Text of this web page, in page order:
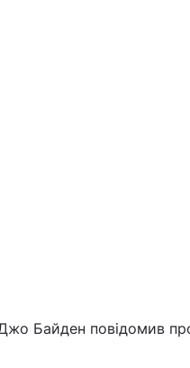
Байден повідомив